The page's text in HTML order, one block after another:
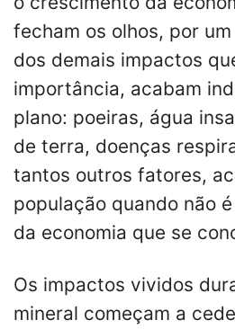
fecham os olhos, por
dos demais impactos
importância, acabam
plano: poeiras, água
de terra, doenças
tantos outros fatores,
população quando não
da economia que se
Os impactos vividos
mineral começam a